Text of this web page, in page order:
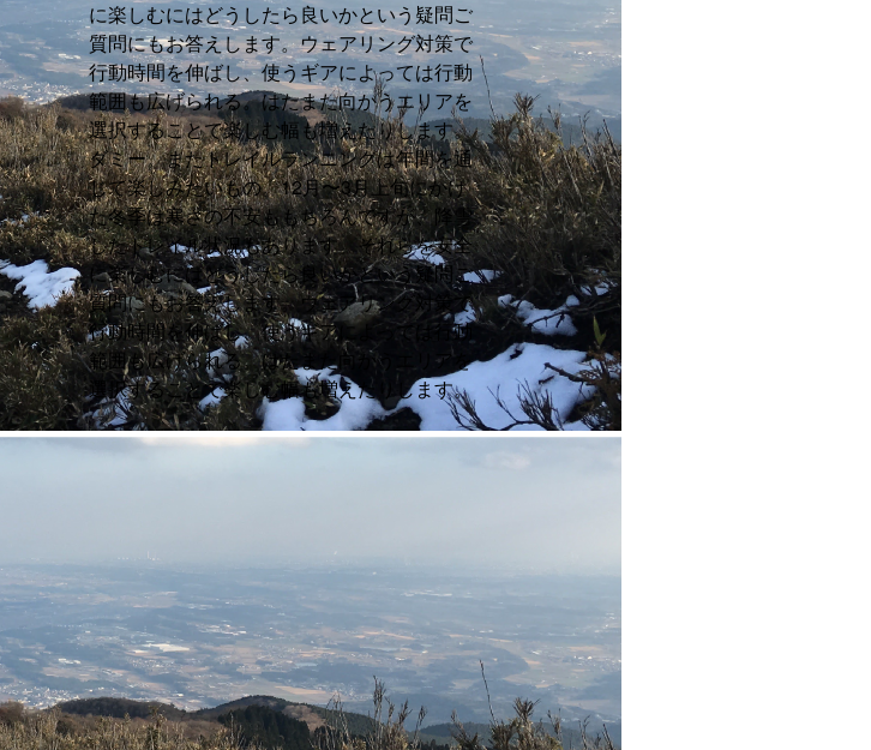
に楽しむにはどうしたら良いかという疑問ご
質問にもお答えします。ウェアリング対策で
行動時間を伸ばし、使うギアによっては行動
範囲も広げられる。はたまた向かうエリアを
選択することで楽しむ幅も増えたりします。
ダミー。またトレイルランニングは年間を通
じて楽しみたいもの。12月〜3月上旬にかけ
た冬季は寒さの不安ももちろんですが、降雪
したトレイル状況もあります。それらを安全
に楽しむにはどうしたら良いかという疑問ご
質問にもお答えします。ウェアリング対策で
行動時間を伸ばし、使うギアによっては行動
範囲も広げられる。はたまた向かうエリアを
選択することで楽しむ幅も増えたりします。